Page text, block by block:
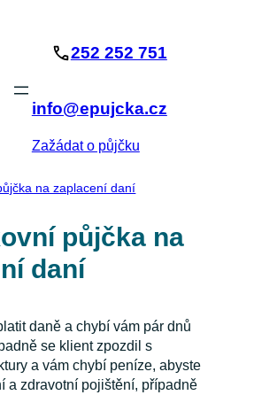
252 252 751
info@epujcka.cz
Zažádat o půjčku
na zaplacení daní
půjčka na
daní
daně a chybí vám pár dnů
se klient zpozdil s
a vám chybí peníze, abyste
a zdravotní pojištění, případně